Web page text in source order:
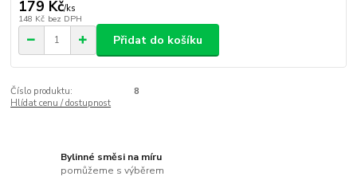
179 Kč/ks
148 Kč bez DPH
Přidat do košíku
Číslo produktu:
8
Hlídat cenu / dostupnost
Bylinné směsi na míru
pomůžeme s výběrem